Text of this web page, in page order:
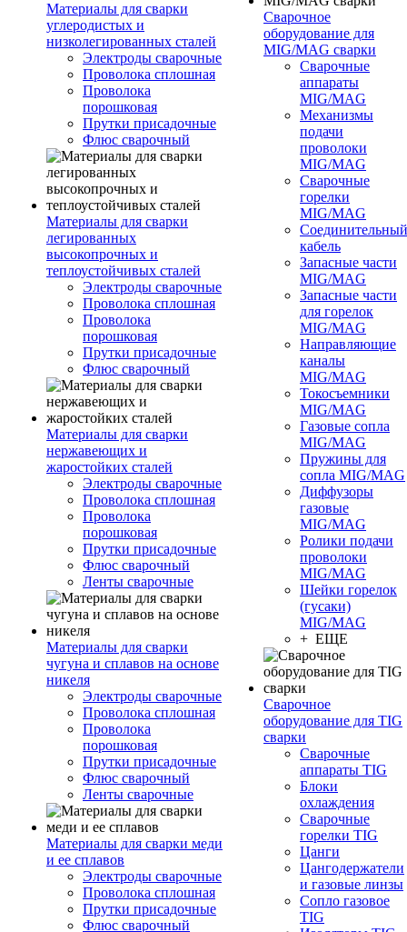
Материалы для сварки
углеродистых и
низколегированных сталей
Электроды сварочные
Проволока сплошная
Проволока
порошковая
Прутки присадочные
Флюс сварочный
Материалы для сварки
легированных
высокопрочных и
теплоустойчивых сталей
Электроды сварочные
Проволока сплошная
Проволока
порошковая
Прутки присадочные
Флюс сварочный
Материалы для сварки
нержавеющих и
жаростойких сталей
Электроды сварочные
Проволока сплошная
Проволока
порошковая
Прутки присадочные
Флюс сварочный
Ленты сварочные
Материалы для сварки
чугуна и сплавов на основе
никеля
Электроды сварочные
Проволока сплошная
Проволока
порошковая
Прутки присадочные
Флюс сварочный
Ленты сварочные
Материалы для сварки меди
и ее сплавов
Электроды сварочные
Проволока сплошная
Прутки присадочные
Флюс сварочный
Сварочное
оборудование для
MIG/MAG сварки
Сварочные
аппараты
MIG/MAG
Механизмы
подачи
проволоки
MIG/MAG
Сварочные
горелки
MIG/MAG
Соединительный
кабель
Запасные части
MIG/MAG
Запасные части
для горелок
MIG/MAG
Направляющие
каналы
MIG/MAG
Токосъемники
MIG/MAG
Газовые сопла
MIG/MAG
Пружины для
сопла MIG/MAG
Диффузоры
газовые
MIG/MAG
Ролики подачи
проволоки
MIG/MAG
Шейки горелок
(гусаки)
MIG/MAG
+ ЕЩЕ
Сварочное
оборудование для TIG
сварки
Сварочные
аппараты TIG
Блоки
охлаждения
Сварочные
горелки TIG
Цанги
Цангодержатели
и газовые линзы
Сопло газовое
TIG